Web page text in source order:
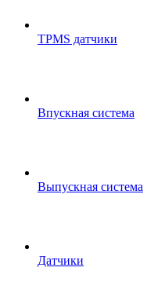
TPMS датчики
Впускная система
Выпускная система
Датчики